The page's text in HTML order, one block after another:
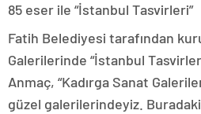
85 eser ile “İstanbul Tasvirleri”
Fatih Belediyesi tarafından
Galerilerinde “İstanbul
Anmaç, “Kadırga Sanat
güzel galerilerindeyiz.